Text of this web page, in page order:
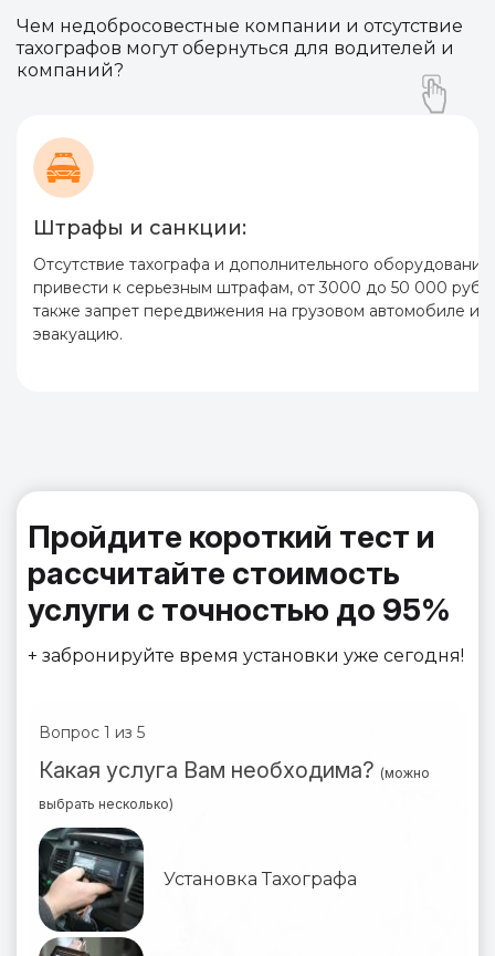
Чем недобросовестные компании и отсутствие
тахографов могут обернуться для водителей и
компаний?
Штрафы и санкции:
Отсутствие тахографа и дополнительного
привести к серьезным штрафам, от 3000 до 50 000
также запрет передвижения на грузовом автомобиле
эвакуацию.
Пройдите короткий тест и
рассчитайте стоимость
услуги с точностью до 95%
+ забронируйте время установки уже сегодня!
Вопрос 1 из 5
Какая услуга Вам необходима? (можно
выбрать несколько)
Установка Тахографа